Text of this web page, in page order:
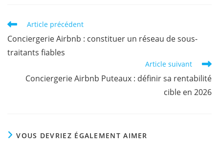
Article précédent
Conciergerie Airbnb : constituer un réseau de sous-
traitants fiables
Article suivant
Conciergerie Airbnb Puteaux : définir sa rentabilité
cible en 2026
VOUS DEVRIEZ ÉGALEMENT AIMER